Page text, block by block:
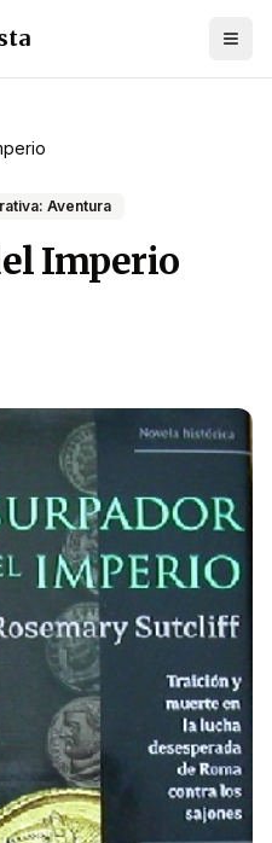
Aventura
Imperio